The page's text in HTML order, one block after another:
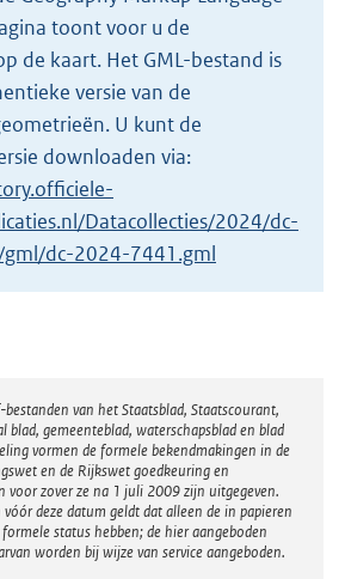
e
:
2
K
b
toont voor u de
de kaart. Het GML-bestand is
versie van de
U kunt de
downloaden via:
Datacollecties/2024/dc-
dc-2024-7441.gml
van het Staatsblad, Staatscourant,
blad, gemeenteblad, waterschapsblad en blad
vormen de formele bekendmakingen in de
en de Rijkswet goedkeuring en
voor zover ze na 1 juli 2009 zijn uitgegeven.
deze datum geldt dat alleen de in papieren
status hebben; de hier aangeboden
worden bij wijze van service aangeboden.